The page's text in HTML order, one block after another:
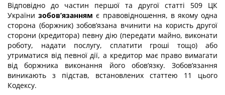
Відповідно до частин першої та другої статті 509 ЦК
Українизобов’язанням є правовідношення, в якому одна
сторона (боржник) зобов’язана вчинити на користь другої
сторони (кредитора) певну дію (передати майно, виконати
роботу, надати послугу, сплатити гроші тощо) або
утриматися від певної дії, а кредитор має право вимагати
від боржника виконання його обов’язку. Зобов’язання
виникають з підстав, встановлених статтею 11 цього
Кодексу.